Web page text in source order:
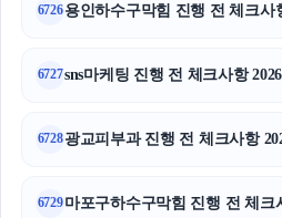
6726용인하수구막힘 진행 전 체크사
6727sns마케팅 진행 전 체크사항
6728광교피부과 진행 전 체크사항
6729마포구하수구막힘 진행 전 체크